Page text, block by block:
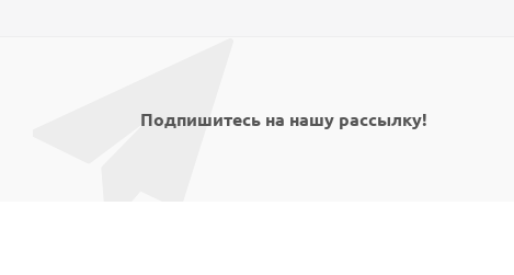
Подпишитесь на нашу рассылку!